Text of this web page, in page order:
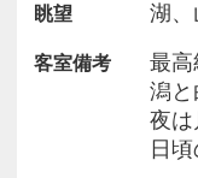
2部屋以上の同席
※アレルギー等が
当日のお申し出
眺望 湖、
客室備考
最高
潟と
夜は
日